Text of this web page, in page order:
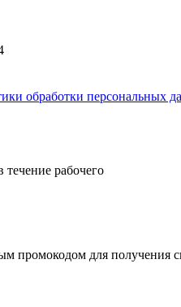
обработки персональных
рабочего
промокодом для получения